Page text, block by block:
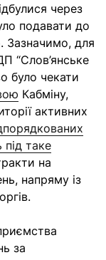
через
подавати до
Зазначимо, для
“Слов’янське
було чекати
Кабміну,
активних
під таке
на
напряму із
за